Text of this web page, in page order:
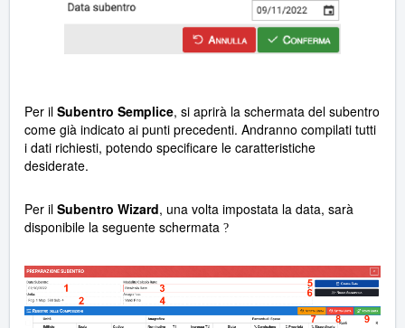
Per il Subentro Semplice, si aprirà la schermata del subentro
come già indicato ai punti precedenti. Andranno compilati tutti
i dati richiesti, potendo specificare le caratteristiche
desiderate.
Per il Subentro Wizard, una volta impostata la data, sarà
disponibile la seguente schermata ?